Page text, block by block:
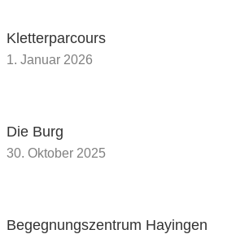
Kletterparcours
1. Januar 2026
Die Burg
30. Oktober 2025
Begegnungszentrum Hayingen